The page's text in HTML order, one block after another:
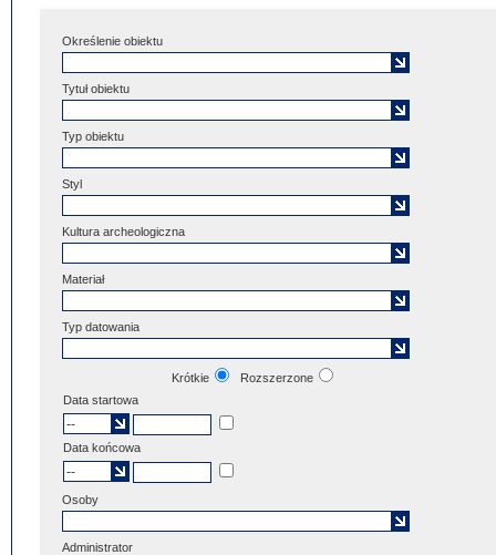
Określenie obiektu
Tytuł obiektu
Typ obiektu
Styl
Kultura archeologiczna
Materiał
Typ datowania
Krótkie
Rozszerzone
Data startowa
Data końcowa
Osoby
Administrator